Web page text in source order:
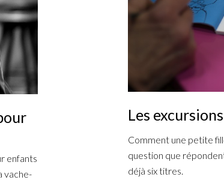
enfants
vache-
Les
Comment une petite
question que
déjà six titres.